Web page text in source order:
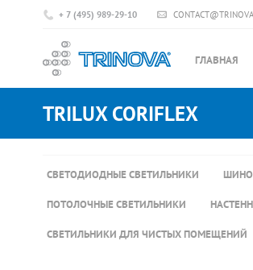
+ 7 (495) 989-29-10
ГЛАВНАЯ
TRILUX CORIFLEX
СВЕТОДИОДНЫЕ СВЕТИЛЬНИКИ
ПОТОЛОЧНЫЕ СВЕТИЛЬНИКИ
СВЕТИЛЬНИКИ ДЛЯ ЧИСТЫХ ПОМЕЩЕНИЙ